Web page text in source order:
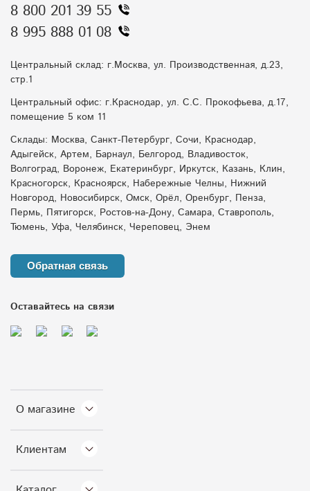
насосные станции весной
как выбрать емкость
пожарная безопасность дача
емкости с конусным дном
септик летом
биофильтрация в жару
защита от подтоплений
перегрев септика
контейнеры
емкость для воды
дренаж на даче
агроемкости
защита скважины от промерзания
накопительные емкости
пластиковые емкости зима
О магазине
Клиентам
8 800 201 39 55
8 995 888 01 08
Центральный склад: г.Москва, ул. Производственная, д.23,
стр.1
Центральный офис: г.Краснодар, ул. С.С. Прокофьева, д.17,
помещение 5 ком 11
Склады: Москва, Санкт-Петербург, Сочи, Краснодар,
Адыгейск, Артем, Барнаул, Белгород, Владивосток,
Волгоград, Воронеж, Екатеринбург, Иркутск, Казань, Клин,
Красногорск, Красноярск, Набережные Челны, Нижний
Новгород, Новосибирск, Омск, Орёл, Оренбург, Пенза,
Пермь, Пятигорск, Ростов-на-Дону, Самара, Ставрополь,
Тюмень, Уфа, Челябинск, Череповец, Энем
Обратная связь
Оставайтесь на связи